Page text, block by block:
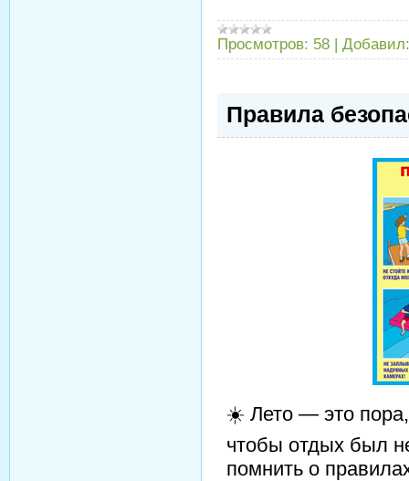
Просмотров: 58 | Добавил:
Правила
☀️ Лето — это пора,
чтобы отдых был
помнить о